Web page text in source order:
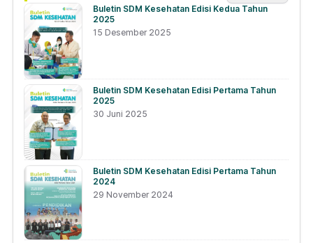
Buletin SDM Kesehatan Edisi Kedua Tahun
2025
15 Desember 2025
Buletin SDM Kesehatan Edisi Pertama Tahun
2025
30 Juni 2025
Buletin SDM Kesehatan Edisi Pertama Tahun
2024
29 November 2024